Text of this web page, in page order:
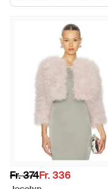
Verwendung von Pelz.
auf dem
das Label sorgfältig
Mäntel in einer Reihe
bietet Grundstücke für
Fäustlinge und
modische Statement-
präsentiert.
Fr. 374Fr. 336